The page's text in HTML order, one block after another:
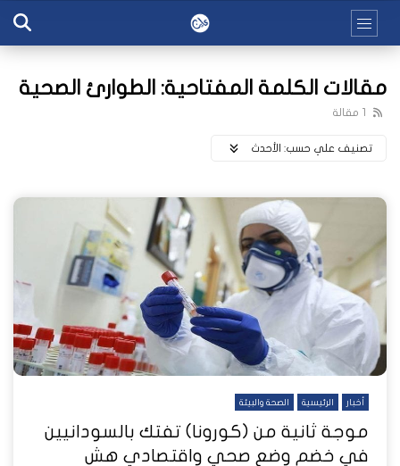
مقالات الكلمة المفتاحية: الطوارئ الصحية
1 مقالة
تصنيف علي حسب: اﻷحدث
أخبار الرئيسية الصحة والبيئة
موجة ثانية من (كورونا) تفتك بالسودانيين
في خضم وضع صحي واقتصادي هش